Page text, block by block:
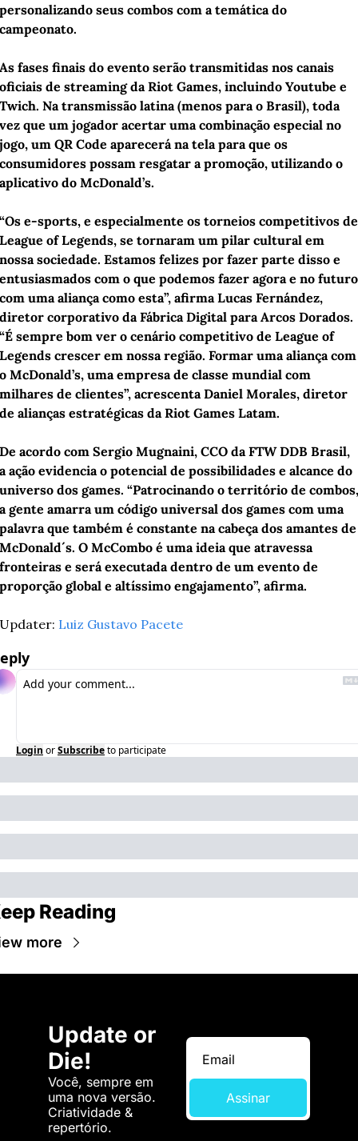
personalizando seus combos com a temática do
campeonato.
As fases finais do evento serão transmitidas nos canais
oficiais de streaming da Riot Games, incluindo Youtube e
Twich. Na transmissão latina (menos para o Brasil), toda
vez que um jogador acertar uma combinação especial no
jogo, um QR Code aparecerá na tela para que os
consumidores possam resgatar a promoção, utilizando o
aplicativo do McDonald’s.
“Os e-sports, e especialmente os torneios competitivos de
League of Legends, se tornaram um pilar cultural em
nossa sociedade. Estamos felizes por fazer parte disso e
entusiasmados com o que podemos fazer agora e no futuro
com uma aliança como esta”, afirma Lucas Fernández,
diretor corporativo da Fábrica Digital para Arcos Dorados.
“É sempre bom ver o cenário competitivo de League of
Legends crescer em nossa região. Formar uma aliança com
o McDonald’s, uma empresa de classe mundial com
milhares de clientes”, acrescenta Daniel Morales, diretor
de alianças estratégicas da Riot Games Latam.
De acordo com Sergio Mugnaini, CCO da FTW DDB Brasil,
a ação evidencia o potencial de possibilidades e alcance do
universo dos games. “Patrocinando o território de combos,
a gente amarra um código universal dos games com uma
palavra que também é constante na cabeça dos amantes de
McDonald´s. O McCombo é uma ideia que atravessa
fronteiras e será executada dentro de um evento de
proporção global e altíssimo engajamento”, afirma.
Updater: Luiz Gustavo Pacete
Login orSubscribeto participate
Reading
more
Update or
Die!
Você, sempre em
uma nova versão.
Criatividade &
repertório.
Assinar